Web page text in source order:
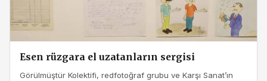
Esen rüzgara el uzatanların sergisi
Görülmüştür Kolektifi, redfotoğraf grubu ve Karşı Sanat’ın